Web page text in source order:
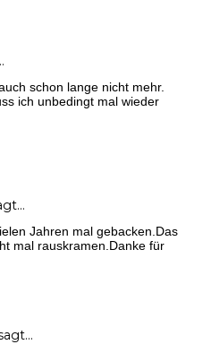
schon lange nicht mehr.
ich unbedingt mal wieder
Jahren mal gebacken.Das
mal rauskramen.Danke für